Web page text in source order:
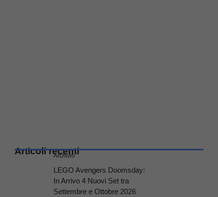
Articoli recenti
Archivio
LEGO Avengers Doomsday:
In Arrivo 4 Nuovi Set tra
Settembre e Ottobre 2026